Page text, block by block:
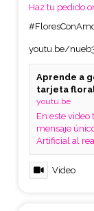
Haz tu pedido
youtu.be/
Aprende a
tarjeta
youtu.be
En este video
mensaje
Artificial al
Video